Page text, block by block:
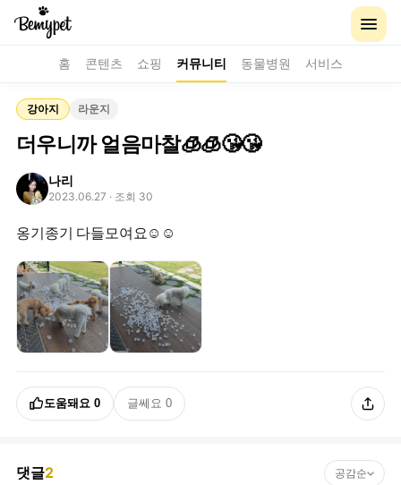
홈 콘텐츠 쇼핑 커뮤니티 동물병원 서비스
강아지 라운지
더우니까 얼음마찰🧊🧊😘😘
나리
2023.06.27 · 조회 30
옹기종기 다들모여요☺️☺️
도움돼요 0 글쎄요 0
댓글2 공감순